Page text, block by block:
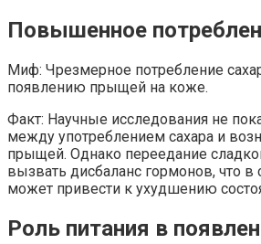
Повышенное
Миф: Чрезмерное потребление
появлению прыщей на коже.
Факт: Научные исследования не
между употреблением сахара и
прыщей. Однако переедание
вызвать дисбаланс гормонов, что
может привести к ухудшению
Роль питания в